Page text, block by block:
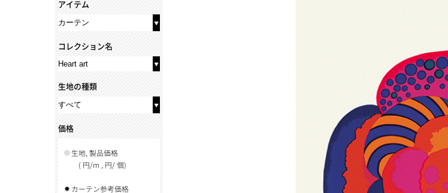
アイテム
コレクション名
生地の種類
価格
生地, 製品価格
( 円/m , 円/ 個)
カーテン参考価格